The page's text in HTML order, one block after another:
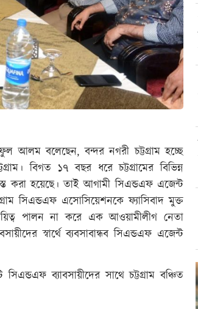
আলম বলেছেন, বন্দর নগরী চট্টগ্রাম হচ্ছে
বিগত ১৭ বছর ধরে চট্টগ্রামের বিভিন্ন
করা হয়েছে। তাই আগামী সিএন্ডএফ এজেন্ট
সিএন্ডএফ এসোসিয়েশনকে ফ্যাসিবাদ মুক্ত
পালন না করে এক আওয়ামীলীগ নেতা
স্বার্থে ব্যবসাবান্ধব সিএন্ডএফ এজেন্ট
ব্যাবসায়ীদের সাথে চট্টগ্রাম বঞ্চিত